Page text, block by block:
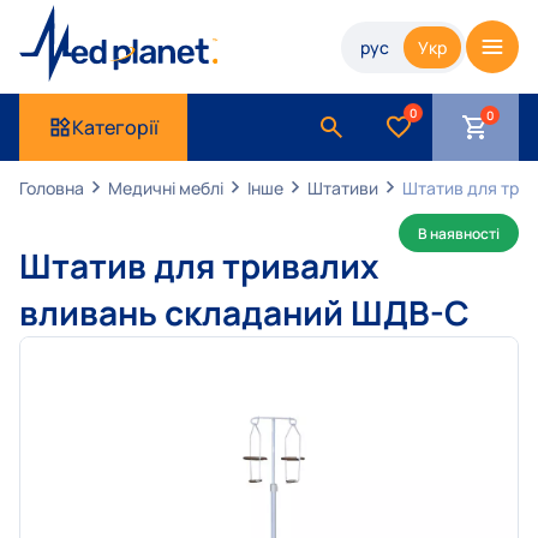
рус Укр
Категорії
0
Головна Медичні меблі Інше Штативи Штатив для
В наявності
Штатив для тривалих
вливань складаний ШДВ-С